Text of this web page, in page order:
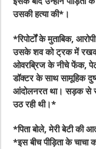
उसकी हत्या की*।
*रिपोर्टों के मुताबिक,
उसके शव को ट्रक में
ओवरब्रिज के नीचे फेंक,
डॉक्टर के साथ सामूहिक
आंदोलनरत था। सड़क से
उठ रही थी।*
*पिता बोले, मेरी बेटी की
*इस बीच पीड़‍िता के चाचा